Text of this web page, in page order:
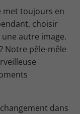
met toujours en
choisir
autre image.
Notre pêle-mêle
dans